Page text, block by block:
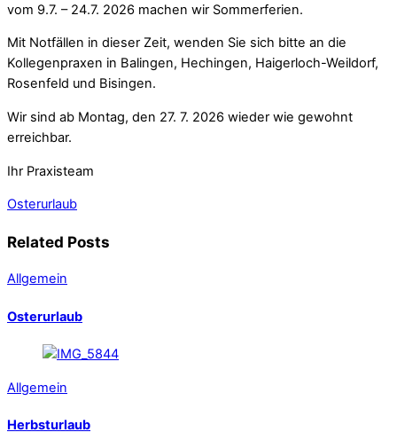
vom 9.7. – 24.7. 2026 machen wir Sommerferien.
Mit Notfällen in dieser Zeit, wenden Sie sich bitte an die
Kollegenpraxen in Balingen, Hechingen, Haigerloch-Weildorf,
Rosenfeld und Bisingen.
Wir sind ab Montag, den 27. 7. 2026 wieder wie gewohnt
erreichbar.
Ihr Praxisteam
Osterurlaub
Related Posts
Allgemein
Osterurlaub
Allgemein
Herbsturlaub